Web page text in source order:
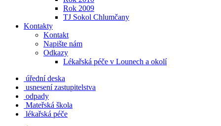
Rok 2009
TJ Sokol Chlumčany
Kontakty
Kontakt
Napište nám
Odkazy
Lékařská péče v Lounech a okolí
úřední deska
usnesení zastupitelstva
odpady
Mateřská škola
lékařská péče